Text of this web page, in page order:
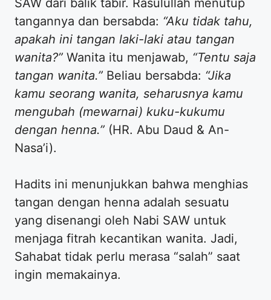
tangannya dan bersabda: “Aku tidak tahu,
apakah ini tangan laki-laki atau tangan
wanita?” Wanita itu menjawab, “Tentu saja
tangan wanita.” Beliau bersabda: “Jika
kamu seorang wanita, seharusnya kamu
mengubah (mewarnai) kuku-kukumu
dengan henna.” (HR. Abu Daud & An-
Nasa’i).
​Hadits ini menunjukkan bahwa menghias
tangan dengan henna adalah sesuatu
yang disenangi oleh Nabi SAW untuk
menjaga fitrah kecantikan wanita. Jadi,
Sahabat tidak perlu merasa “salah” saat
ingin memakainya.